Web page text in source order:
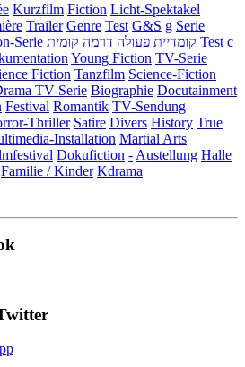
Kurzfilm Fiction Licht-Spektakel
Trailer Genre Test G&S g Serie
Serie קומדיית פעולה דרמה קומית
Test c
Young Fiction TV-Serie
Fiction Tanzfilm Science-Fiction
TV-Serie Biographie Docutainment
Festival Romantik TV-Sendung
Thriller Satire Divers History True
Installation Martial Arts
Dokufiction - Austellung Halle
Familie / Kinder Kdrama